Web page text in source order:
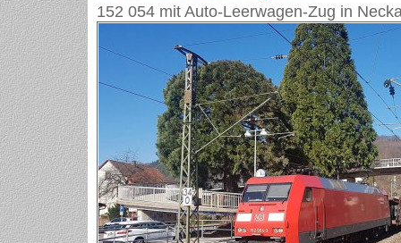
152 054 mit Auto-Leerwagen-Zug in